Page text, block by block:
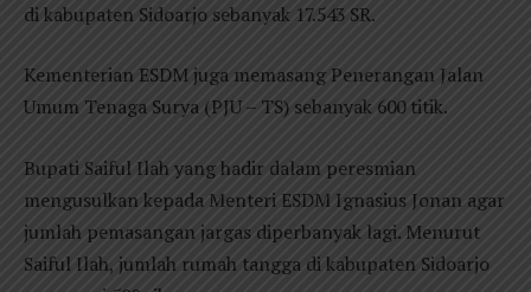
di kabupaten Sidoarjo sebanyak 17.543 SR.
Kementerian ESDM juga memasang Penerangan Jalan
Umum Tenaga Surya (PJU – TS) sebanyak 600 titik.
Bupati Saiful Ilah yang hadir dalam peresmian
mengusulkan kepada Menteri ESDM Ignasius Jonan agar
jumlah pemasangan jargas diperbanyak lagi. Menurut
Saiful Ilah, jumlah rumah tangga di kabupaten Sidoarjo